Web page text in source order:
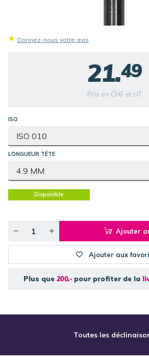
Donnez-nous votre avis
21.49
Prix en CHF et HT
ISO
LONGUEUR TÊTE
Disponible
Ajouter
Ajouter aux
Plus que 200.- pour profiter de la
Toutes les